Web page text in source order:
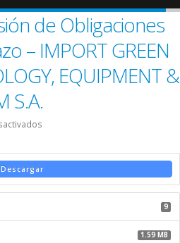
de Obligaciones
– IMPORT GREEN
EQUIPMENT &
S.A.
Emisión
de
Obligaciones
de
Plazo
Descargar
9
1.59 MB